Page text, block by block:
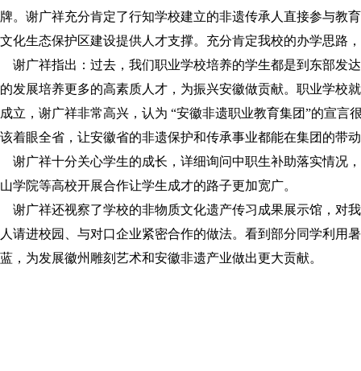
牌。谢广祥充分肯定了行知学校建立的非遗传承人直接参与教
文化生态保护区建设提供人才支撑。充分肯定我校的办学思路
谢广祥指出：过去，我们职业学校培养的学生都是到东部发
的发展培养更多的高素质人才，为振兴安徽做贡献。职业学校
成立，谢广祥非常高兴，认为 “安徽非遗职业教育集团”的宣
该着眼全省，让安徽省的非遗保护和传承事业都能在集团的带
谢广祥十分关心学生的成长，详细询问中职生补助落实情况
山学院等高校开展合作让学生成才的路子更加宽广。
谢广祥还视察了学校的非物质文化遗产传习成果展示馆，对
人请进校园、与对口企业紧密合作的做法。看到部分同学利用
蓝，为发展徽州雕刻艺术和安徽非遗产业做出更大贡献。